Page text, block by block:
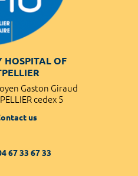
HOSPITAL OF
Gaston Giraud
cedex 5
us
67 33 67 33